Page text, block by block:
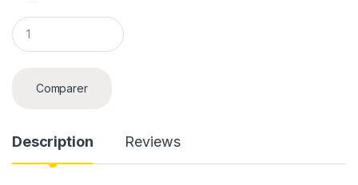
Q
u
a
Comparer
Description Reviews